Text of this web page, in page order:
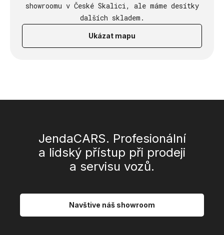
showroomu v České Skalici, ale máme desítky
dalších skladem.
Ukázat mapu
JendaCARS. Profesionální
a lidský přístup při prodeji
a servisu vozů.
Navštive náš showroom